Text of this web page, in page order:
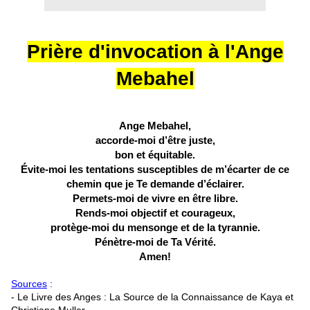
Prière d'invocation à l'Ange
Mebahel
Ange Mebahel,
accorde-moi d’être juste,
bon et équitable.
Évite-moi les tentations susceptibles de m’écarter de ce
chemin que je Te demande d’éclairer.
Permets-moi de vivre en être libre.
Rends-moi objectif et courageux,
protège-moi du mensonge et de la tyrannie.
Pénètre-moi de Ta Vérité.
Amen!
Sources :
- Le Livre des Anges : La Source de la Connaissance de Kaya et